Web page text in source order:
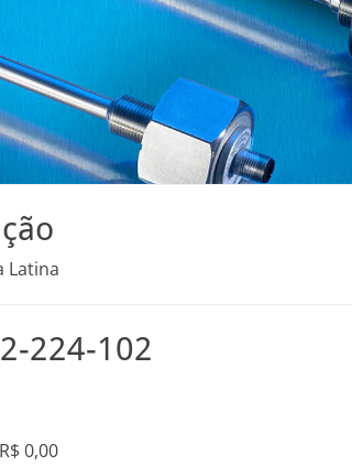
Latina
224-102
R$0,00